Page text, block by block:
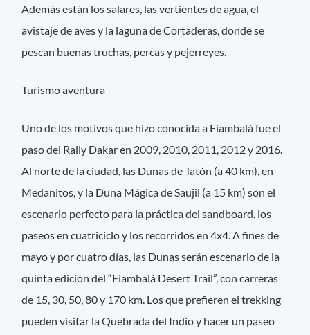
Además están los salares, las vertientes de agua, el
avistaje de aves y la laguna de Cortaderas, donde se
pescan buenas truchas, percas y pejerreyes.
Turismo aventura
Uno de los motivos que hizo conocida a Fiambalá fue el
paso del Rally Dakar en 2009, 2010, 2011, 2012 y 2016.
Al norte de la ciudad, las Dunas de Tatón (a 40 km), en
Medanitos, y la Duna Mágica de Saujil (a 15 km) son el
escenario perfecto para la práctica del sandboard, los
paseos en cuatriciclo y los recorridos en 4x4. A fines de
mayo y por cuatro días, las Dunas serán escenario de la
quinta edición del “Fiambalá Desert Trail”, con carreras
de 15, 30, 50, 80 y 170 km. Los que prefieren el trekking
pueden visitar la Quebrada del Indio y hacer un paseo